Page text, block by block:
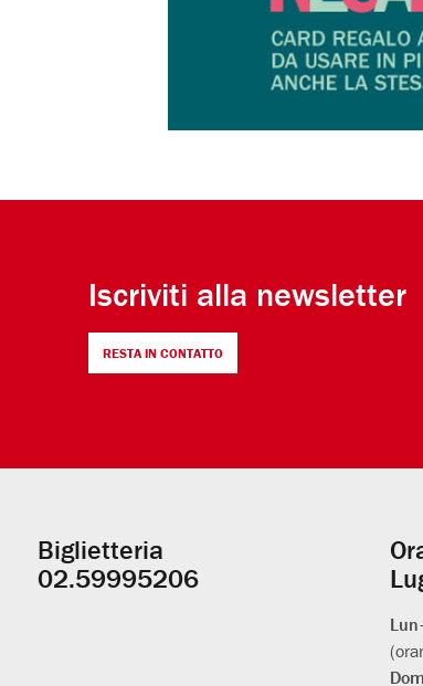
Iscriviti alla newsletter
RESTA IN CONTATTO
Informazioni
utili
Biglietteria
02.59995206